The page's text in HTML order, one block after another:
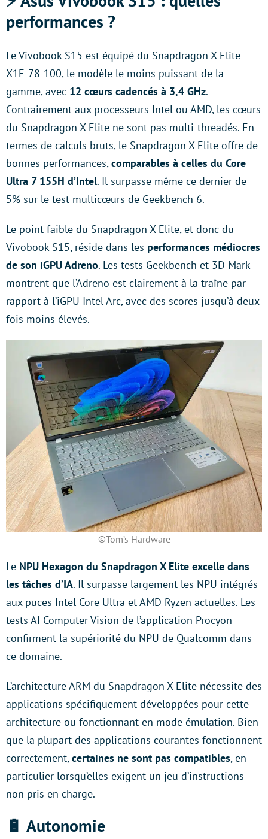
performances ?
Le Vivobook S15 est équipé du Snapdragon X Elite
X1E-78-100, le modèle le moins puissant de la
gamme, avec 12 cœurs cadencés à 3,4 GHz.
Contrairement aux processeurs Intel ou AMD, les cœurs
du Snapdragon X Elite ne sont pas multi-threadés. En
termes de calculs bruts, le Snapdragon X Elite offre de
bonnes performances,comparables à celles du Core
Ultra 7 155H d’Intel. Il surpasse même ce dernier de
5% sur le test multicœurs de Geekbench 6.
Le point faible du Snapdragon X Elite, et donc du
Vivobook S15, réside dans les performances médiocres
de son iGPU Adreno. Les tests Geekbench et 3D Mark
montrent que l’Adreno est clairement à la traîne par
rapport à l’iGPU Intel Arc, avec des scores jusqu’à deux
fois moins élevés.
©Tom’s Hardware
Le NPU Hexagon du Snapdragon X Elite excelle dans
les tâches d’IA. Il surpasse largement les NPU intégrés
aux puces Intel Core Ultra et AMD Ryzen actuelles. Les
tests AI Computer Vision de l’application Procyon
confirment la supériorité du NPU de Qualcomm dans
ce domaine.
L’architecture ARM du Snapdragon X Elite nécessite des
applications spécifiquement développées pour cette
architecture ou fonctionnant en mode émulation. Bien
que la plupart des applications courantes fonctionnent
correctement,certaines ne sont pas compatibles, en
particulier lorsqu’elles exigent un jeu d’instructions
non pris en charge.
🔋 Autonomie